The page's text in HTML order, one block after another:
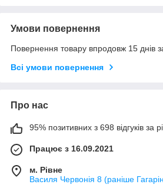
Умови повернення
Повернення товару впродовж 15 днів
Всі умови повернення
Про нас
95% позитивних з 698 відгуків за
Працює з 16.09.2021
м. Рівне
Василя Червонія 8 (раніше